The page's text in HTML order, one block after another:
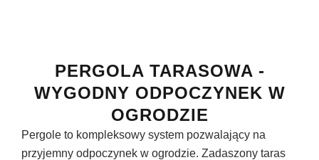
PERGOLA TARASOWA -
WYGODNY ODPOCZYNEK W
OGRODZIE
Pergole to kompleksowy system pozwalający na
przyjemny odpoczynek w ogrodzie. Zadaszony taras